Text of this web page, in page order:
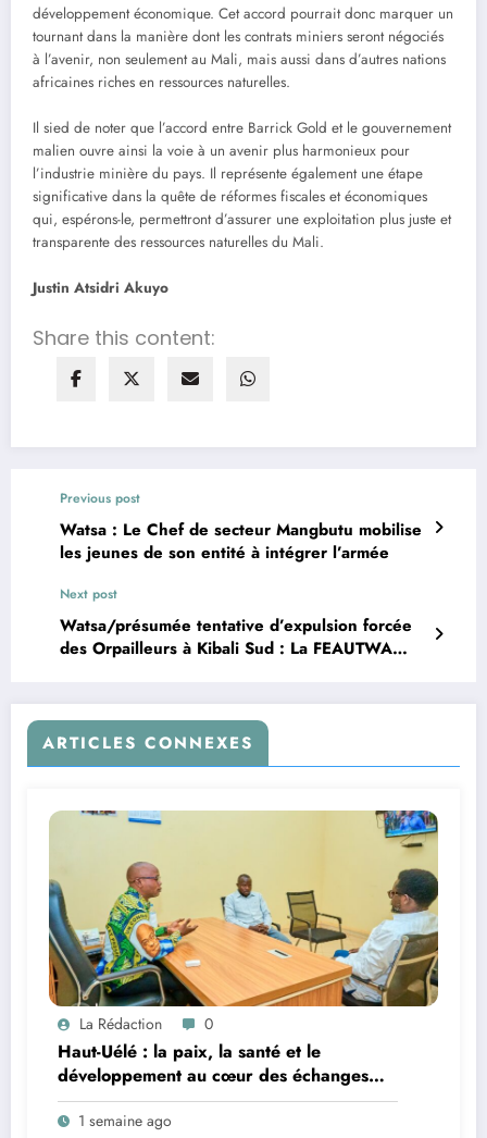
développement économique. Cet accord pourrait donc marquer un
tournant dans la manière dont les contrats miniers seront négociés
à l’avenir, non seulement au Mali, mais aussi dans d’autres nations
africaines riches en ressources naturelles.
Il sied de noter que l’accord entre Barrick Gold et le gouvernement
malien ouvre ainsi la voie à un avenir plus harmonieux pour
l’industrie minière du pays. Il représente également une étape
significative dans la quête de réformes fiscales et économiques
qui, espérons-le, permettront d’assurer une exploitation plus juste et
transparente des ressources naturelles du Mali.
Justin Atsidri Akuyo
Share this content:
Previous post
Watsa : Le Chef de secteur Mangbutu mobilise
les jeunes de son entité à intégrer l’armée
Next post
Watsa/présumée tentative d’expulsion forcée
des Orpailleurs à Kibali Sud : La FEAUTWA
ARTICLES CONNEXES
La Rédaction 0
Haut-Uélé : la paix, la santé et le
développement au cœur des échanges
entre le vice-gouverneur Christophe Dara
Matata et les chefs des secteurs de
1 semaine ago